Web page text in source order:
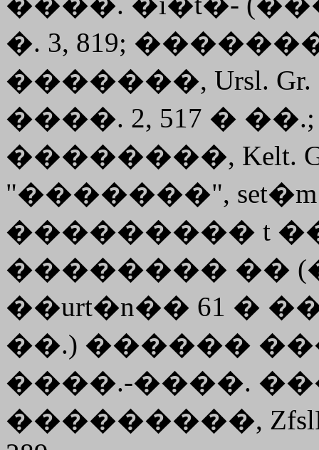
�. 3, 819; �������,
�������, Ursl.
����. 2, 517 �
��������, Kelt.
"�������",
��������� t
�������� ��
��urt�n�� 61 � ��.;
��.) ������ ����
����.-����.
���������,